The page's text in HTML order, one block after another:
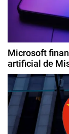
Microsoft
artificial de